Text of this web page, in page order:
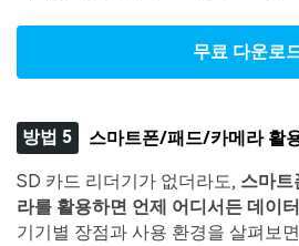
무료 다운로
방법 5 스마트폰/패드/카메라 활
SD 카드 리더기가 없더라도, 스마트
라를 활용하면 언제 어디서든 데이
기기별 장점과 사용 환경을 살펴보